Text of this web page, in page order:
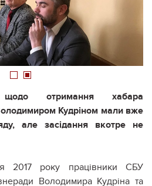
1 2
отримання хабара
Кудріном мали вже
але засідання вкотре не
2017 року працівники СБУ
Володимира Кудріна та